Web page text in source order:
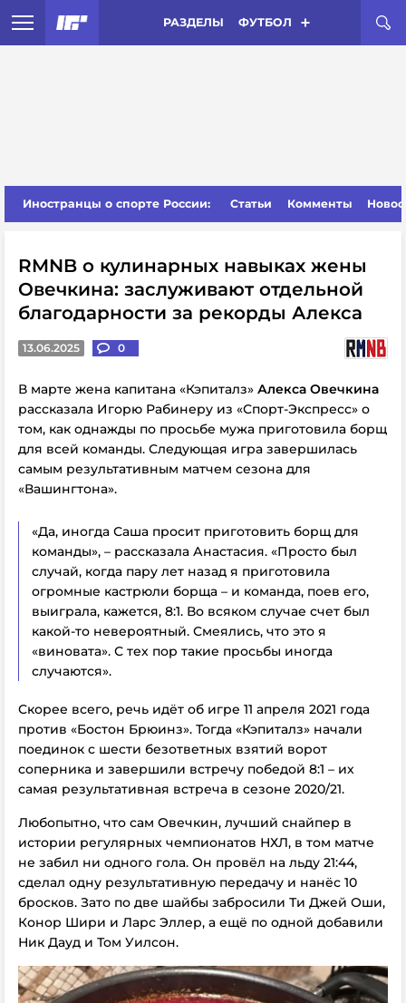
РАЗДЕЛЫ ФУТБОЛ
Иностранцы о спорте России: Статьи Комменты
RMNB о кулинарных навыках жены
Овечкина: заслуживают отдельной
благодарности за рекорды Алекса
13.06.2025 0
В марте жена капитана «Кэпиталз» Алекса Овечкина
рассказала Игорю Рабинеру из «Спорт-Экспресс» о
том, как однажды по просьбе мужа приготовила борщ
для всей команды. Следующая игра завершилась
самым результативным матчем сезона для
«Вашингтона».
«Да, иногда Саша просит приготовить борщ для
команды», – рассказала Анастасия. «Просто был
случай, когда пару лет назад я приготовила
огромные кастрюли борща – и команда, поев его,
выиграла, кажется, 8:1. Во всяком случае счет был
какой-то невероятный. Смеялись, что это я
«виновата». С тех пор такие просьбы иногда
случаются».
Скорее всего, речь идёт об игре 11 апреля 2021 года
против «Бостон Брюинз». Тогда «Кэпиталз» начали
поединок с шести безответных взятий ворот
соперника и завершили встречу победой 8:1 – их
самая результативная встреча в сезоне 2020/21.
Любопытно, что сам Овечкин, лучший снайпер в
истории регулярных чемпионатов НХЛ, в том матче
не забил ни одного гола. Он провёл на льду 21:44,
сделал одну результативную передачу и нанёс 10
бросков. Зато по две шайбы забросили Ти Джей Оши,
Конор Шири и Ларс Эллер, а ещё по одной добавили
Ник Дауд и Том Уилсон.